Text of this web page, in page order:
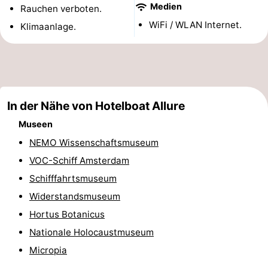
tun
Museen
-
Aussichtspunkte
Attraktionen
Rundfahrten
Führungen
Rauchen verboten.
Klimaanlage.
Medien
WiFi / WLAN Internet.
In der Nähe von Hotelboat Allure
Museen
NEMO Wissenschaftsmuseum
VOC-Schiff Amsterdam
Schifffahrtsmuseum
Widerstandsmuseum
Hortus Botanicus
Nationale Holocaustmuseum
Micropia